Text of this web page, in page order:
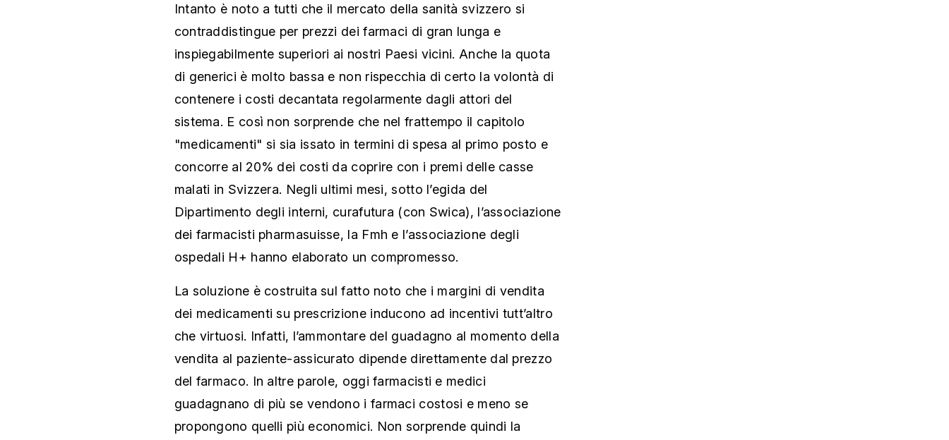
Intanto è noto a tutti che il mercato della sanità svizzero si
contraddistingue per prezzi dei farmaci di gran lunga e
inspiegabilmente superiori ai nostri Paesi vicini. Anche la quota
di generici è molto bassa e non rispecchia di certo la volontà di
contenere i costi decantata regolarmente dagli attori del
sistema. E così non sorprende che nel frattempo il capitolo
"medicamenti" si sia issato in termini di spesa al primo posto e
concorre al 20% dei costi da coprire con i premi delle casse
malati in Svizzera. Negli ultimi mesi, sotto l’egida del
Dipartimento degli interni, curafutura (con Swica), l’associazione
dei farmacisti pharmasuisse, la Fmh e l’associazione degli
ospedali H+ hanno elaborato un compromesso.
La soluzione è costruita sul fatto noto che i margini di vendita
dei medicamenti su prescrizione inducono ad incentivi tutt’altro
che virtuosi. Infatti, l’ammontare del guadagno al momento della
vendita al paziente-assicurato dipende direttamente dal prezzo
del farmaco. In altre parole, oggi farmacisti e medici
guadagnano di più se vendono i farmaci costosi e meno se
propongono quelli più economici. Non sorprende quindi la